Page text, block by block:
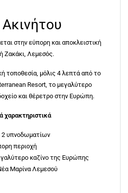
στην εύπορη και αποκλειστική
Ζακάκι, Λεμεσός.
τοποθεσία, μόλις 4 λεπτά από το
Resort, το μεγαλύτερο
και θέρετρο στην Ευρώπη.
χαρακτηριστικά
2 υπνοδωματίων
περιοχή
καζίνο της Ευρώπης
Μαρίνα Λεμεσού